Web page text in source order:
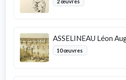
ASSELINEAU Léon
10 œuvres